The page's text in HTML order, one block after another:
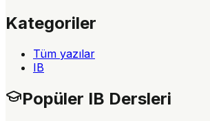
Kategoriler
Tüm yazılar
IB
Popüler IB Dersleri